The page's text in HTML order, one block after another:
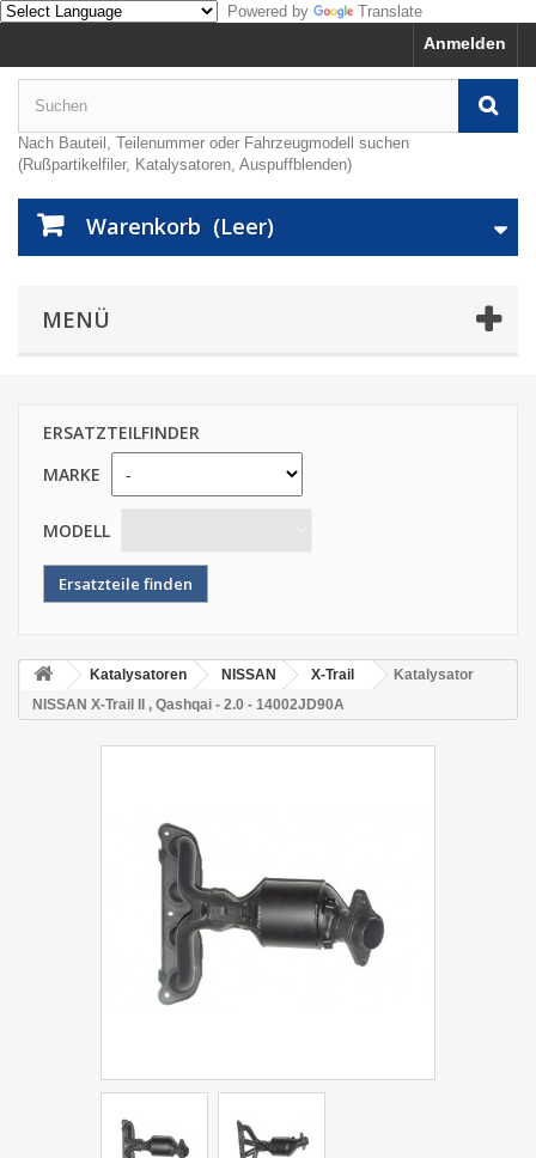
Powered by Translate
Anmelden
Nach Bauteil, Teilenummer oder Fahrzeugmodell suchen
(Rußpartikelfiler, Katalysatoren, Auspuffblenden)
Warenkorb (Leer)
MENÜ
ERSATZTEILFINDER
MARKE
MODELL
Katalysatoren NISSAN X-Trail
Katalysator
NISSAN X-Trail II , Qashqai - 2.0 - 14002JD90A